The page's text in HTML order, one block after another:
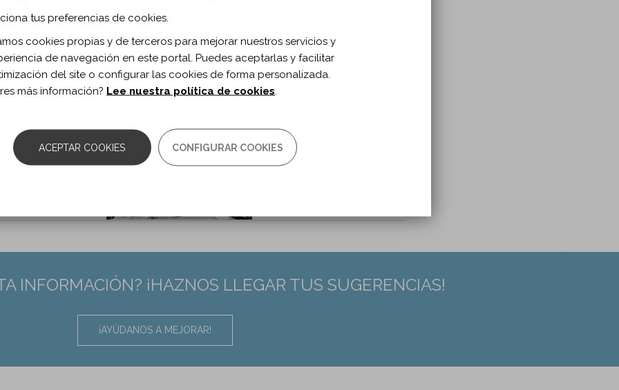
J Phys Med Rehabil. 2019;98(7)
documento:Artículo
documento:Inglés
e80-e81
30640288
INFORMACIÓN? ¡HAZNOS LLEGAR TUS SUGERENCIAS!
¡AYÚDANOS A MEJORAR!
tus preferencias de cookies.
cookies propias y de terceros para mejorar nuestros servicios y
de navegación en este portal. Puedes aceptarlas y facilitar
del site o configurar las cookies de forma personalizada.
más información? Lee nuestra política de cookies
ACEPTAR COOKIES CONFIGURAR COOKIES